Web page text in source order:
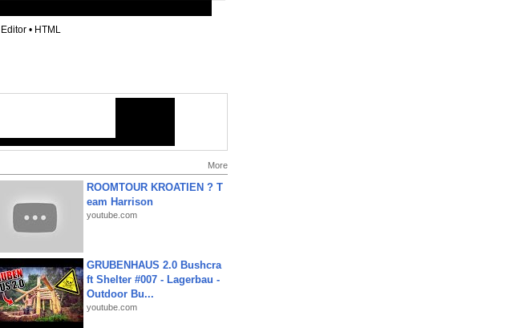
Editor • HTML
More
ROOMTOUR KROATIEN ? T
eam Harrison
youtube.com
GRUBENHAUS 2.0 Bushcra
ft Shelter #007 - Lagerbau -
Outdoor Bu...
youtube.com